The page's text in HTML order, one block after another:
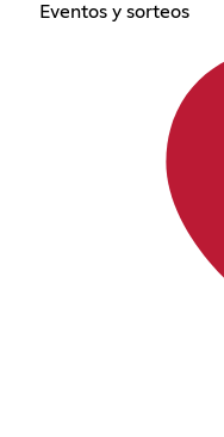
Eventos y sorteos